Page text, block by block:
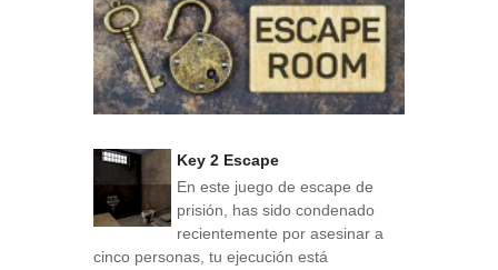
Key 2 Escape
En este juego de escape de
prisión, has sido condenado
recientemente por asesinar a
cinco personas, tu ejecución está